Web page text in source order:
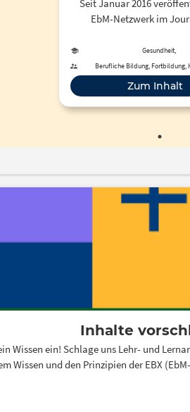
Seit Januar 2016
EbM-Netzwerk im
Hamburg unter der Rubrik
Artikel zu aktuellen EbM-
Diese werden teilweise
Zeitschrift der
publiziert. Thema:
Gesundheit,
Berufliche Bildung, Fortbildung,
Zum Inhalt
Inhalte
Wissen ein! Schlage uns Lehr- und
Wissen und den Prinzipien der EBX